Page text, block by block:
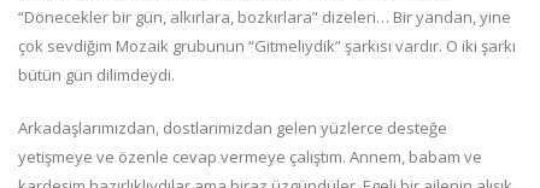
“Dönecekler bir gün, alkırlara, bozkırlara” dizeleri… Bir yandan, yine
çok sevdiğim Mozaik grubunun “Gitmeliydik” şarkısı vardır. O iki şarkı
bütün gün dilimdeydi.
Arkadaşlarımızdan, dostlarımızdan gelen yüzlerce desteğe
yetişmeye ve özenle cevap vermeye çalıştım. Annem, babam ve